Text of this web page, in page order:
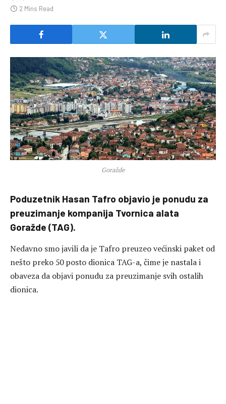
2 Mins Read
Goražde
Poduzetnik Hasan Tafro objavio je ponudu za
preuzimanje kompanija Tvornica alata
Goražde (TAG).
Nedavno smo javili da je Tafro preuzeo većinski paket od
nešto preko 50 posto dionica TAG-a, čime je nastala i
obaveza da objavi ponudu za preuzimanje svih ostalih
dionica.